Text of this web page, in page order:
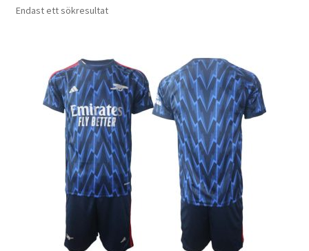
Varukorg
Endast ett sökresultat